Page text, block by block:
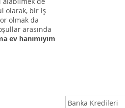
olarak, bir iş
olmak da
arasında
ev hanımıyım
Banka Kredileri